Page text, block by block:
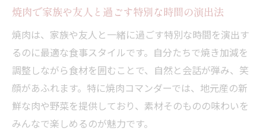
焼肉で家族や友人と過ごす特別な時間の演出法
焼肉は、家族や友人と一緒に過ごす特別な時間を演出す
るのに最適な食事スタイルです。自分たちで焼き加減を
調整しながら食材を囲むことで、自然と会話が弾み、笑
顔があふれます。特に焼肉コマンダーでは、地元産の新
鮮な肉や野菜を提供しており、素材そのものの味わいを
みんなで楽しめるのが魅力です。